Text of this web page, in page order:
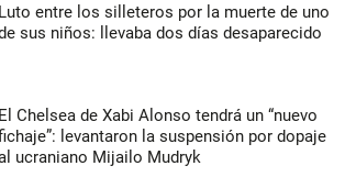
Luto entre los silleteros por la muerte de uno
sus niños: llevaba dos días desaparecido
El Chelsea de Xabi Alonso tendrá un “nuevo
levantaron la suspensión por dopaje
ucraniano Mijailo Mudryk